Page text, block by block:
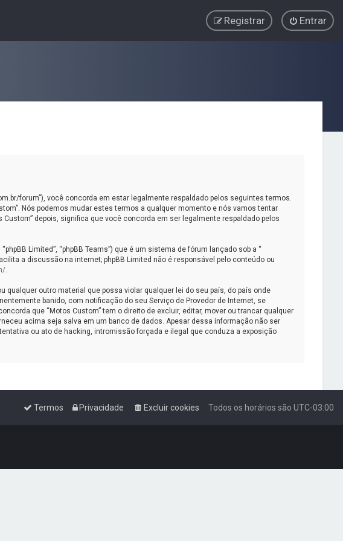
Entrar
Registrar
forum”), você concorda em estar legalmente respaldado pelos seguintes termos.
Nós podemos mudar estes termos a qualquer momento e nós vamos tentar
depois, significa que você concorda em ser legalmente respaldado pelos
Limited”, “phpBB Teams”) que é um sistema de fórum lançado sob a “
a discussão na internet; phpBB Limited não é responsável pelo conteúdo ou
.
outro material que possa violar qualquer lei do seu país, do país onde
banido, com notificação do seu Serviço de Provedor de Internet, se
que “Motos Custom” tem o direito de excluir, editar, mover ou trancar qualquer
acima seja salva em um banco de dados. Apesar dessa informação não ser
ou ato de hacking, intromissão forçada e ilegal que conduza a exposição
Todos os horários são UTC-03:00
Excluir cookies
Privacidade
Termos